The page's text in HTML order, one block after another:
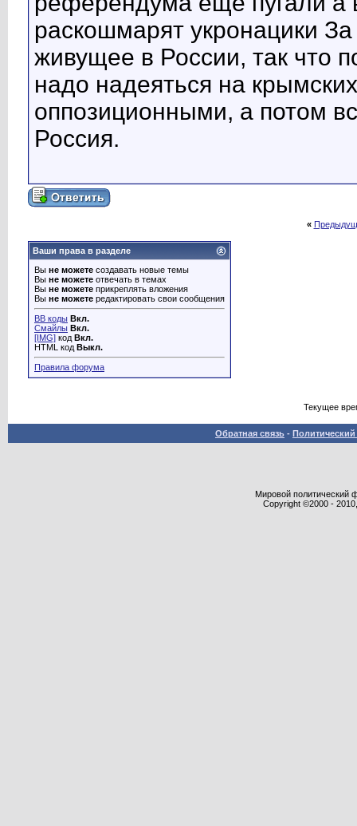
раскошмарят укронацики
живущее в России, так что
надо надеяться на
оппозиционными, а потом
Россия.
«
Ваши права в разделе
Вы не можете создавать новые темы
Вы не можете отвечать в темах
Вы не можете прикреплять вложения
Вы не можете редактировать свои сообщения
BB коды Вкл.
Смайлы Вкл.
[IMG] код Вкл.
HTML код Выкл.
Правила форума
Текущее
Обратная связь -
Мировой политический
Copyright ©2000 -